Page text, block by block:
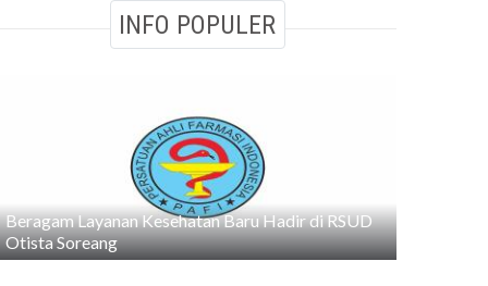
INFO POPULER
Beragam Layanan Kesehatan Baru Hadir di RSUD
Otista Soreang